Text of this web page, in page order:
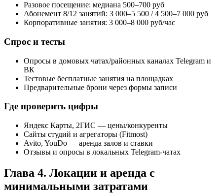
Разовое посещение: медиана 500–700 руб
Абонемент 8/12 занятий: 3 000–5 500 / 4 500–7 000 руб
Корпоративные занятия: 3 000–8 000 руб/час
Спрос и тесты
Опросы в домовых чатах/районных каналах Telegram и
ВК
Тестовые бесплатные занятия на площадках
Предварительные брони через формы записи
Где проверить цифры
Яндекс Карты, 2ГИС — цены/конкуренты
Сайты студий и агрегаторы (Fitmost)
Avito, YouDo — аренда залов и ставки
Отзывы и опросы в локальных Telegram‑чатах
Глава 4. Локации и аренда с
минимальными затратами